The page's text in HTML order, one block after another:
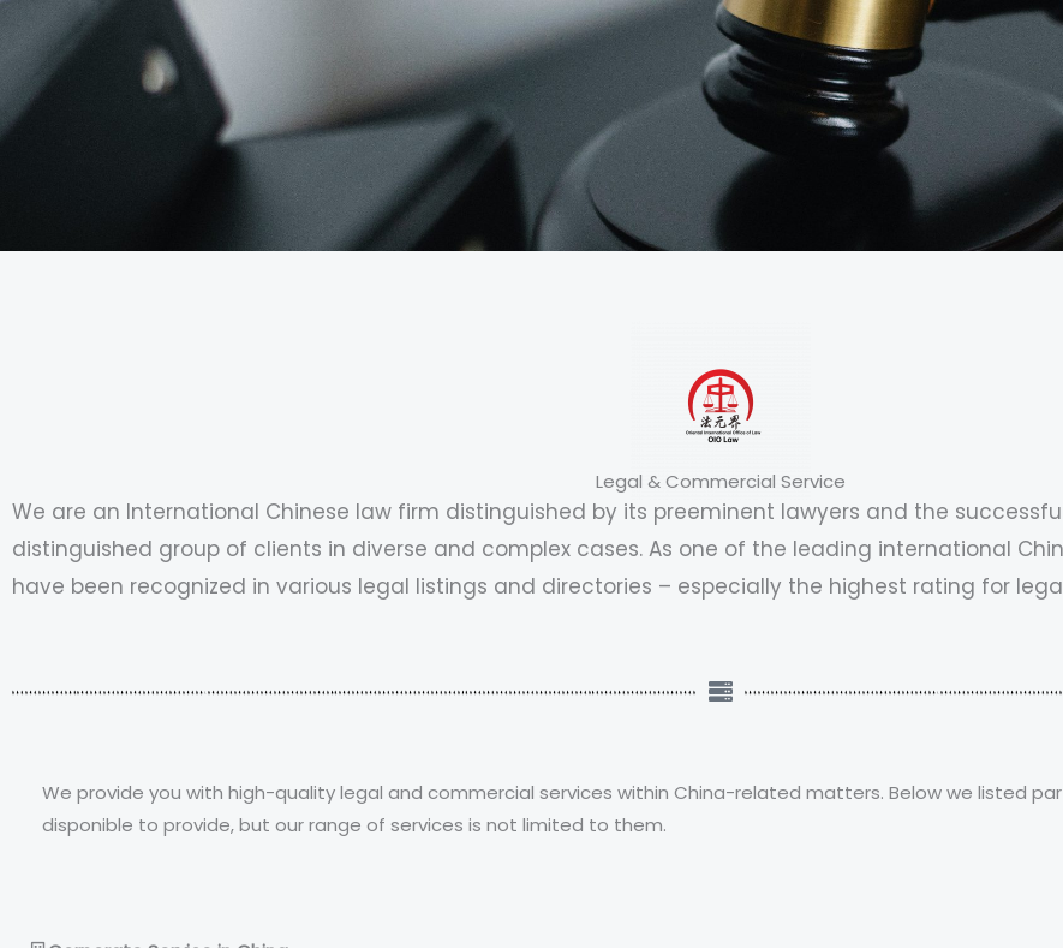
Legal & Commercial Service
We are an International Chinese law firm distinguished by its preeminent lawyers and the
distinguished group of clients in diverse and complex cases. As one of the leading international
have been recognized in various legal listings and directories – especially the highest rating for
We provide you with high-quality legal and commercial services within China-related matters. Below we listed
disponible to provide, but our range of services is not limited to them.